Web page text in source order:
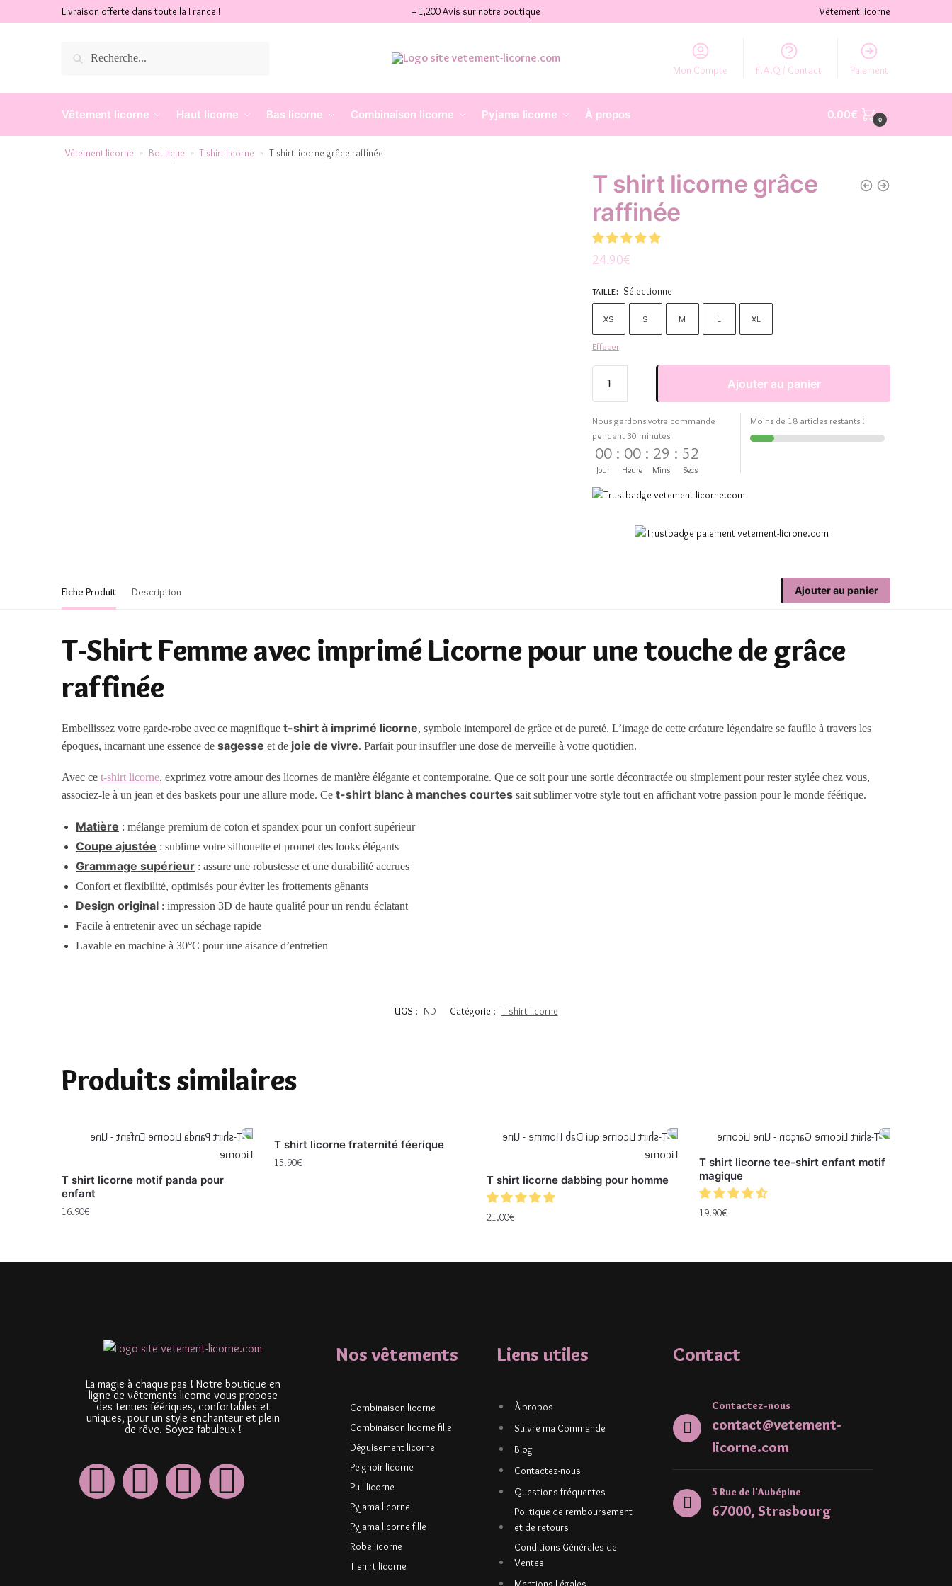
Livraison offerte dans toute la France ! + 1,200 Avis sur notre boutique Vêtement licorne
Recherche Mon Compte F.A.Q / Contact Paiement
Vêtement licorne Haut licorne Bas licorne Combinaison licorne Pyjama licorne À propos 0.00€ 0
Vêtement licorne » Boutique » T shirt licorne » T shirt licorne grâce raffinée
T shirt licorne grâce
raffinée
24.90€
TAILLE: Sélectionne
XS S M L XL
Effacer
Ajouter au panier
Nous gardons votre commande
pendant 30 minutes
00
Jour
: 00
Heure
: 29
Mins
: 52
Secs
Moins de 18 articles restants !
Fiche Produit Description Ajouter au panier
T-Shirt Femme avec imprimé Licorne pour une touche de grâce
raffinée
Embellissez votre garde-robe avec ce magnifiquet-shirt à imprimé licorne, symbole intemporel de grâce et de pureté. L’image de cette créature légendaire se faufile à travers les
époques, incarnant une essence desagesse et de joie de vivre. Parfait pour insuffler une dose de merveille à votre quotidien.
Avec cet-shirt licorne, exprimez votre amour des licornes de manière élégante et contemporaine. Que ce soit pour une sortie décontractée ou simplement pour rester stylée chez vous,
associez-le à un jean et des baskets pour une allure mode. Cet-shirt blanc à manches courtes sait sublimer votre style tout en affichant votre passion pour le monde féérique.
Matière : mélange premium de coton et spandex pour un confort supérieur
Coupe ajustée : sublime votre silhouette et promet des looks élégants
Grammage supérieur : assure une robustesse et une durabilité accrues
Confort et flexibilité, optimisés pour éviter les frottements gênants
Design original : impression 3D de haute qualité pour un rendu éclatant
Facile à entretenir avec un séchage rapide
Lavable en machine à 30°C pour une aisance d’entretien
UGS : ND Catégorie : T shirt licorne
Produits similaires
T shirt licorne motif panda pour
enfant
16.90€
T shirt licorne fraternité féerique
15.90€
T shirt licorne dabbing pour homme
21.00€
T shirt licorne tee-shirt enfant motif
magique
19.90€
La magie à chaque pas ! Notre boutique en
ligne de vêtements licorne vous propose
des tenues féériques, confortables et
uniques, pour un style enchanteur et plein
de rêve. Soyez fabuleux !
Nos vêtements
Combinaison licorne
Combinaison licorne fille
Déguisement licorne
Peignoir licorne
Pull licorne
Pyjama licorne
Pyjama licorne fille
Robe licorne
T shirt licorne
Liens utiles
À propos
Suivre ma Commande
Blog
Contactez-nous
Questions fréquentes
Politique de remboursement
et de retours
Conditions Générales de
Ventes
Contact
Contactez-nous
contact@vetement-
licorne.com
5 Rue de l'Aubépine
67000, Strasbourg